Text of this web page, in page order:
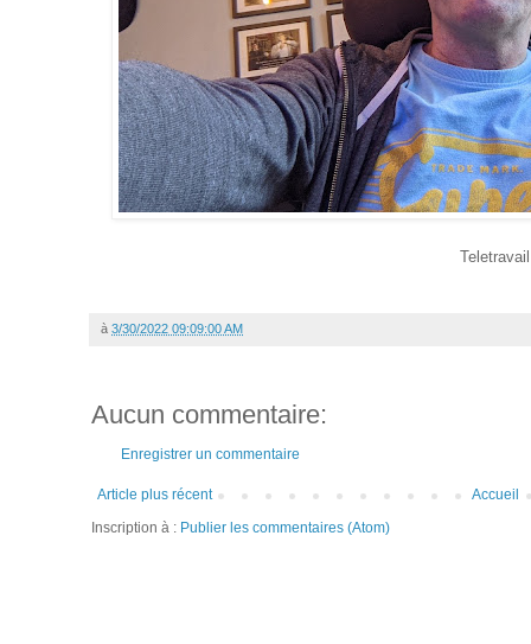
à 3/30/2022 09:09:00 AM
Aucun commentaire:
Enregistrer un commentaire
Article plus récent
Accueil
Inscription à : Publier les commentaires (Atom)